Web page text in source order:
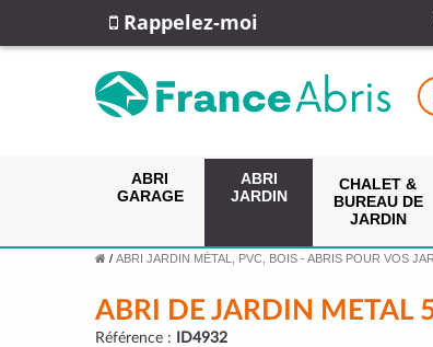
Rappelez-moi
ABRI
GARAGE
ABRI
JARDIN
CHALET &
BUREAU DE
JARDIN
/ ABRI JARDIN MÉTAL, PVC, BOIS - ABRIS POUR VOS
ABRI DE JARDIN METAL
Référence : ID4932